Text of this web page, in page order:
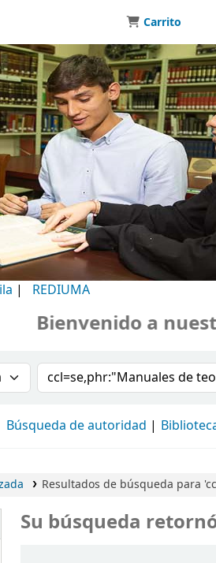
Monteávila
Carrito
| REDIUMA
Bienvenido a
por:Buscar en el catálogo
Búsqueda de autoridad
Resultados de búsqueda para
Su búsqueda